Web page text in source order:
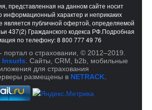
представленная на данном сайте носит
информационный характер и неприкаких
является публичной офертой, определяемой
437(2) Гражданского кодекса РФ.Подробная
по телефону: 8 800 777 49 76
о страховании, © 2012–2019.
InsurIs . Cайты, CRM, b2b, мобильные
для страхования
размещены в NETRACK